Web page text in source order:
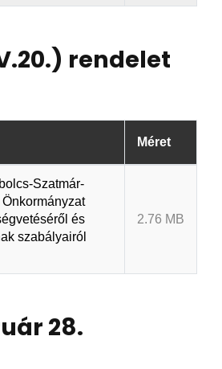
rendelet
Méret
Szatmár-
és
szabályairól
2.76 MB
28.